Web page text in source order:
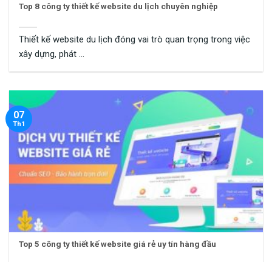
Top 8 công ty thiết kế website du lịch chuyên nghiệp
Thiết kế website du lịch đóng vai trò quan trọng trong việc
xây dựng, phát ...
Top 5 công ty thiết kế website giá rẻ uy tín hàng đầu
07
Th1